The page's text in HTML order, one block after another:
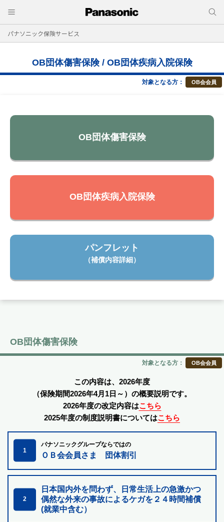
パナソニック保険サービス
OB団体傷害保険 / OB団体疾病入院保険
対象となる方： OB会会員
OB団体傷害保険
OB団体疾病入院保険
パンフレット
（補償内容詳細）
OB団体傷害保険
対象となる方： OB会会員
この内容は、2026年度
（保険期間2026年4月1日～）の概要説明です。
2026年度の改定内容はこちら
2025年度の制度説明書についてはこちら
1
パナソニックグループならではの
ＯＢ会会員さま 団体割引
2
日本国内外を問わず、日常生活上の急激かつ
偶然な外来の事故によるケガを２４時間補償
(就業中含む）